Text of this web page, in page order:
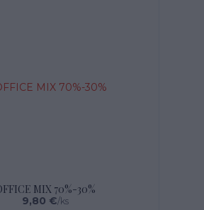
MIX 70%-30%
9,80 €/ks